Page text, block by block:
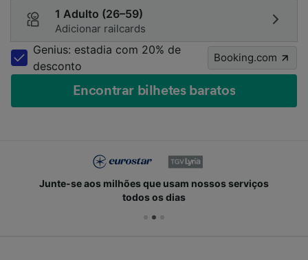
1 Adulto (26–59)
Adicionar railcards
Genius: estadia com 20% de
desconto
Booking.com
Encontrar bilhetes baratos
Junte-se aos milhões que usam nossos serviços
todos os dias